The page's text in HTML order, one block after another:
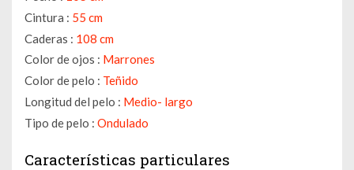
Cintura : 55 cm
Caderas : 108 cm
Color de ojos : Marrones
Color de pelo : Teñido
Longitud del pelo : Medio- largo
Tipo de pelo : Ondulado
Características particulares